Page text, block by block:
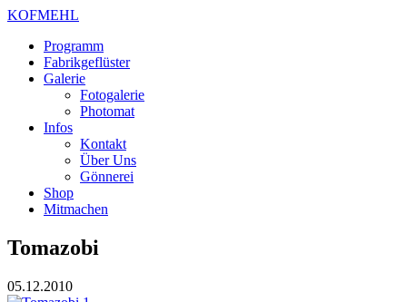
KOFMEHL
Programm
Fabrikgeflüster
Galerie
Fotogalerie
Photomat
Infos
Kontakt
Über Uns
Gönnerei
Shop
Mitmachen
Tomazobi
05.12.2010